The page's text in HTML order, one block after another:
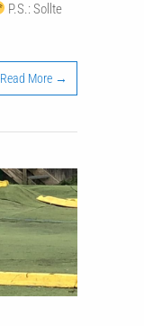
P.S.: Sollte
Read More →